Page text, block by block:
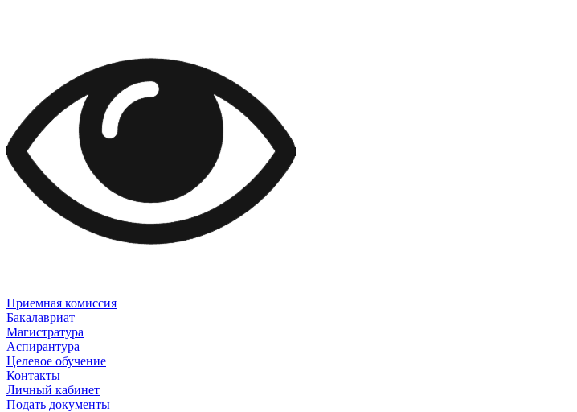
Приемная комиссия
Бакалавриат
Магистратура
Аспирантура
Целевое обучение
Контакты
Личный кабинет
Подать документы